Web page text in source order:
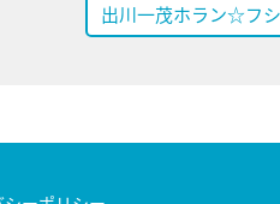
出川一茂ホラン☆フ